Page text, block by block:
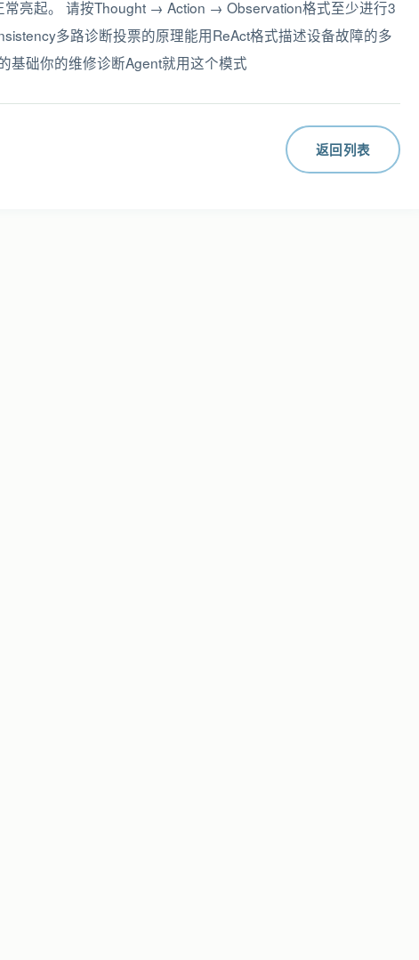
常亮起。 请按Thought → Action → Observation格式至少进行3
多路诊断投票的原理能用ReAct格式描述设备故障的多
基础你的维修诊断Agent就用这个模式
返回列表